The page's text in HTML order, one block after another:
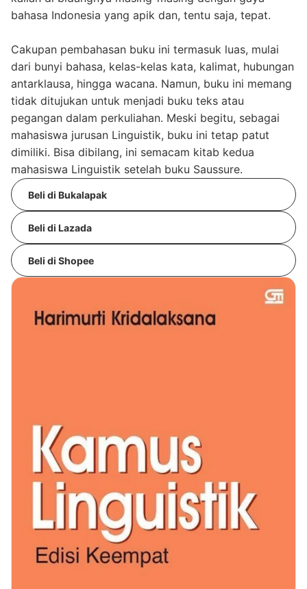
bahasa Indonesia yang apik dan, tentu saja, tepat.
Cakupan pembahasan buku ini termasuk luas, mulai
dari bunyi bahasa, kelas-kelas kata, kalimat, hubungan
antarklausa, hingga wacana. Namun, buku ini memang
tidak ditujukan untuk menjadi buku teks atau
pegangan dalam perkuliahan. Meski begitu, sebagai
mahasiswa jurusan Linguistik, buku ini tetap patut
dimiliki. Bisa dibilang, ini semacam kitab kedua
mahasiswa Linguistik setelah buku Saussure.
Beli di Bukalapak
Beli di Lazada
Beli di Shopee